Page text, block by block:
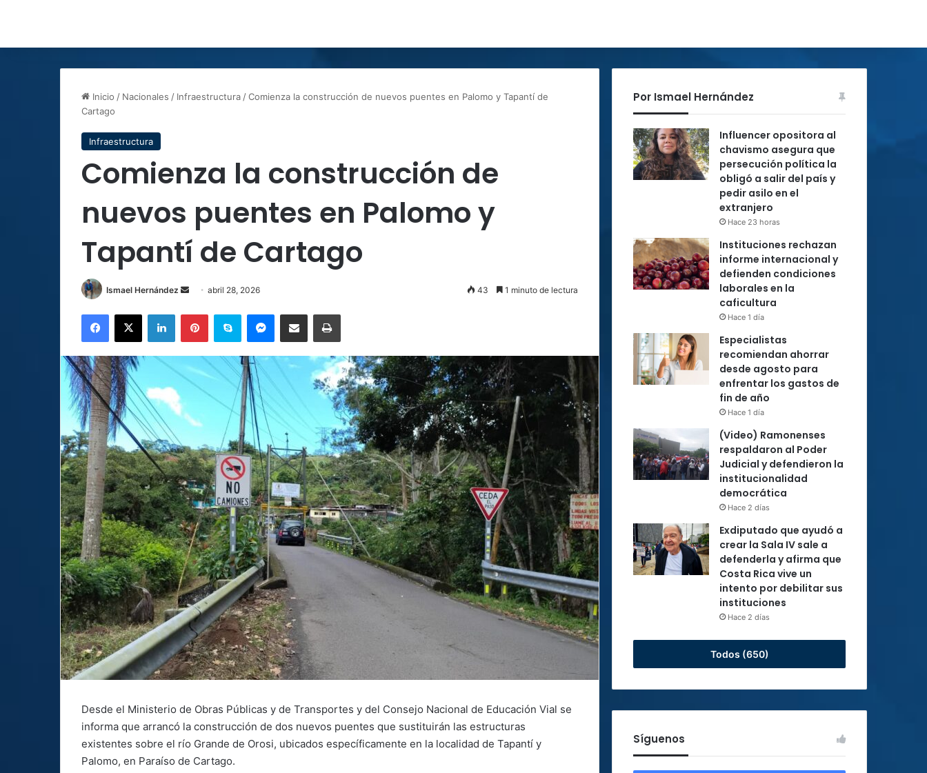
Inicio / Nacionales / Infraestructura /Comienza la construcción de nuevos puentes en Palomo y Tapantí de
Cartago
Infraestructura
Comienza la construcción de
nuevos puentes en Palomo y
Tapantí de Cartago
Ismael Hernández
Send
email
abril 28, 2026 43 1 minuto de lectura
Facebook
X LinkedInPinterestSkype MessengerCompartir por correo electrónicoImprimir
Desde el Ministerio de Obras Públicas y de Transportes y del Consejo Nacional de Educación Vial se
informa que arrancó la construcción de dos nuevos puentes que sustituirán las estructuras
existentes sobre el río Grande de Orosi, ubicados específicamente en la localidad de Tapantí y
Palomo, en Paraíso de Cartago.
Por Ismael Hernández
Influencer opositora al
chavismo asegura que
persecución política la
obligó a salir del país y
pedir asilo en el
extranjero
Hace 23 horas
Instituciones rechazan
informe internacional y
defienden condiciones
laborales en la
caficultura
Hace 1 día
Especialistas
recomiendan ahorrar
desde agosto para
enfrentar los gastos de
fin de año
Hace 1 día
(Video) Ramonenses
respaldaron al Poder
Judicial y defendieron la
institucionalidad
democrática
Hace 2 días
Exdiputado que ayudó a
crear la Sala IV sale a
defenderla y afirma que
Costa Rica vive un
intento por debilitar sus
instituciones
Hace 2 días
Todos (650)
Síguenos